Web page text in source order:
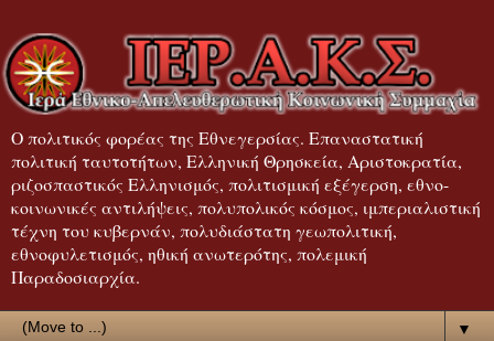
Ο πολιτικός φορέας της Εθνεγερσίας. Επαναστατική
πολιτική ταυτοτήτων, Ελληνική Θρησκεία, Αριστοκρατία,
ριζοσπαστικός Ελληνισμός, πολιτισμική εξέγερση, εθνο-
κοινωνικές αντιλήψεις, πολυπολικός κόσμος, ιμπεριαλιστική
τέχνη του κυβερνάν, πολυδιάστατη γεωπολιτική,
εθνοφυλετισμός, ηθική ανωτερότης, πολεμική
Παραδοσιαρχία.
▼